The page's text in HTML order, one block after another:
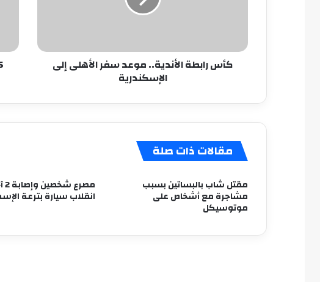
كأس رابطة الأندية.. موعد سفر الأهلى إلى
الإسكندرية
5 طرق
مقالات ذات صلة
مقتل شاب بالبساتين بسبب
مشاجرة مع أشخاص على
موتوسيكل
انقلاب سيارة بترعة